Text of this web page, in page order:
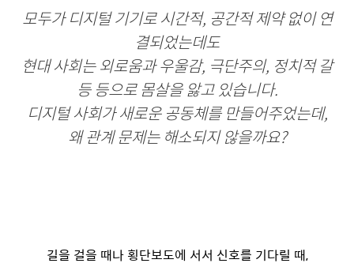
모두가 디지털 기기로 시간적, 공간적 제약 없이 연
결되었는데도
현대 사회는 외로움과 우울감, 극단주의, 정치적 갈
등 등으로 몸살을 앓고 있습니다.
디지털 사회가 새로운 공동체를 만들어주었는데,
왜 관계 문제는 해소되지 않을까요?
길을 걸을 때나 횡단보도에 서서 신호를 기다릴 때,